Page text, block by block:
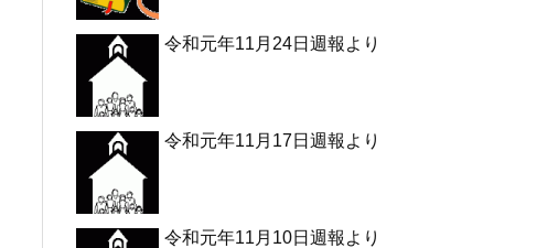
令和元年11月24日週報より
令和元年11月17日週報より
令和元年11月10日週報より